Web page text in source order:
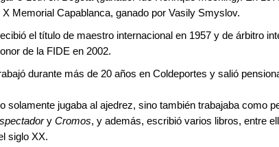
X Memorial Capablanca, ganado por Vasily Smyslov.
el título de maestro internacional en 1957 y de árbitro
de la FIDE en 2002.
durante más de 20 años en Coldeportes y salió
solamente jugaba al ajedrez, sino también trabajaba como
y Cromos, y además, escribió varios libros, entre
siglo XX.